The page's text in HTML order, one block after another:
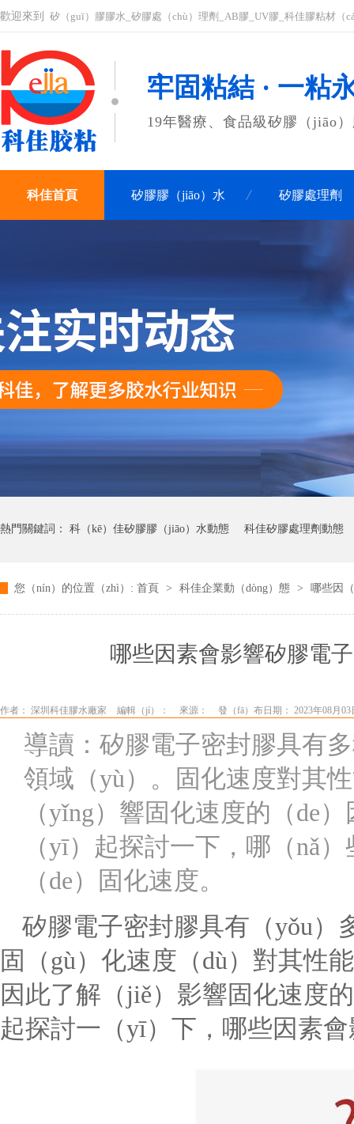
歡迎來到 矽（guī）膠膠水_矽膠處（chù）理劑_AB膠_UV膠_科佳膠粘材（
牢固粘結 · 一粘
19年醫療、食品級矽膠（jiāo
科佳首頁 矽膠膠（jiāo）水 矽膠處理劑
熱門關鍵詞： 科（kē）佳矽膠膠（jiāo）水動態 科佳矽膠處理劑動態
科佳UV無影膠水動態 科佳快（kuài）幹（gàn）膠動態
您（nín）的位置（zhì）: 首頁 > 科佳企業動（dòng）態 > 哪些因
哪些因素會影響矽膠電
作者： 深圳科佳膠水廠家 編輯（jí）： 來源： 發（fā）布日期： 2023年08月
導讀：矽膠電子密封膠具有
領域（yù）。固化速度對其
（yǐng）響固化速度的（de
（yī）起探討一下，哪（nǎ
（de）固化速度。
矽膠電子密封膠具有（yǒu）
固（gù）化速度（dù）對其性
因此了解（jiě）影響固化速度
起探討一（yī）下，哪些因素